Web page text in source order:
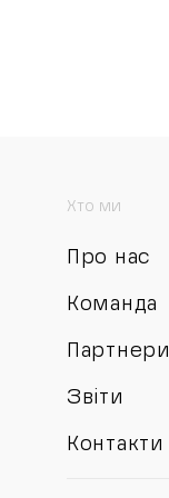
Хто ми
Про нас
Команда
Партнери
Звіти
Контакти